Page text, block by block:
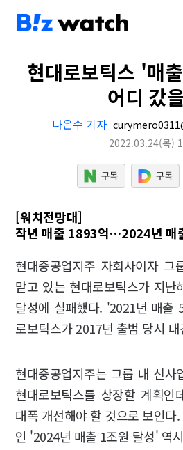
현대로보틱스 '매
어디 갔
나은수 기자
2022.03.24(목)
[워치전망대]
작년 매출 1893억…2024년 매
현대중공업지주 자회사이자
맡고 있는 현대로보틱스가 지난
달성에 실패했다. '2021년 매출
로보틱스가 2017년 출범 당시
현대중공업지주는 그룹 내 신사
현대로보틱스를 상장할 계획
대폭 개선해야 할 것으로 보인다
인 '2024년 매출 1조원 달성' 역